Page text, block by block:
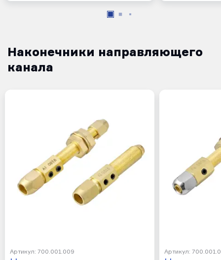
Наконечники направляющего
канала
Артикул: 700.001.009 Артикул: